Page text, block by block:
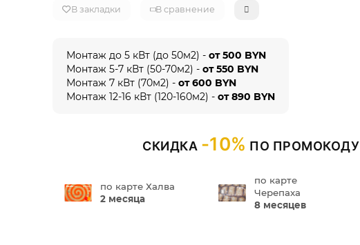
В закладки В сравнение
Монтаж до 5 кВт (до 50м2) -от 500 BYN
Монтаж 5-7 кВт (50-70м2) -от 550 BYN
Монтаж 7 кВт (70м2) -от 600 BYN
Монтаж 12-16 кВт (120-160м2) -от 890 BYN
СКИДКА -10% ПО ПРОМОКОДУ
по карте Халва
2 месяца
по карте
Черепаха
8 месяцев